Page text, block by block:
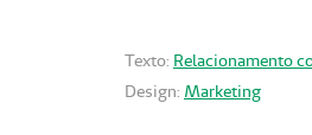
Texto: Relacionamento
Design: Marketing